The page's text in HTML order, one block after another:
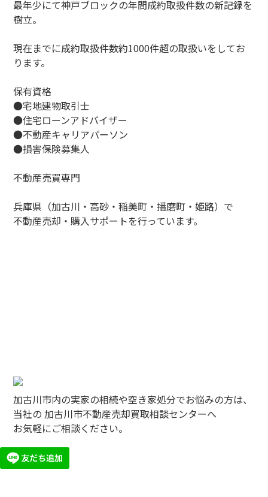
最年少にて神戸ブロックの年間成約取扱件数の新記録を
樹立。
現在までに成約取扱件数約1000件超の取扱いをしてお
ります。
保有資格
●宅地建物取引士
●住宅ローンアドバイザー
●不動産キャリアパーソン
●損害保険募集人
不動産売買専門
兵庫県（加古川・高砂・稲美町・播磨町・姫路）で
不動産売却・購入サポートを行っています。
加古川市内の実家の相続や空き家処分でお悩みの方は、
当社の 加古川市不動産売却買取相談センターへ
お気軽にご相談ください。